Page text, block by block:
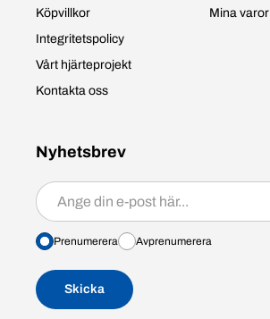
Köpvillkor
Integritetspolicy
Vårt hjärteprojekt
Kontakta oss
Mina varor
Nyhetsbrev
Prenumerera/avprenumerera
Prenumerera Avprenumerera
Skicka